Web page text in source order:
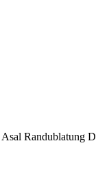
Randublatung